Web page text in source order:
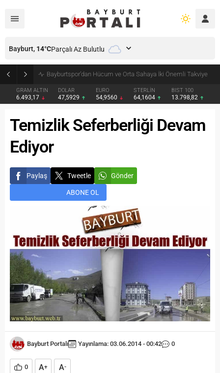
Bayburt’ta Minik Öğrencilere Jandarma Mesleği Tanıtıldı
GRAM ALTIN
6.493,17
DOLAR
47,5929
EURO
54,9560
STERLİN
64,1604
BIST 100
13.798,82
Bayburt, 14°CParçalı Az Bulutlu
Temizlik Seferberliği Devam
Ediyor
Paylaş Tweetle Gönder
ABONE OL
Bayburt Portalı Yayınlama: 03.06.2014 - 00:42 0
0 A+ A-